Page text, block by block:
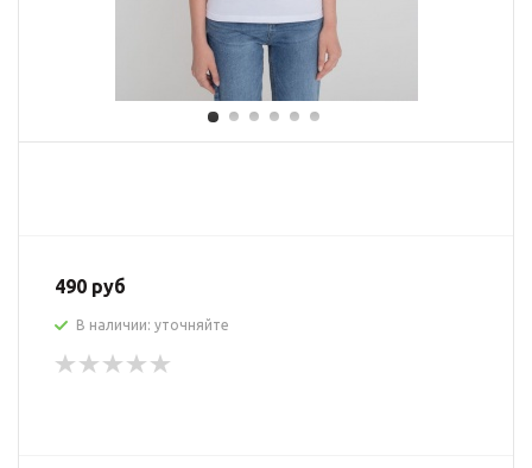
490 руб
В наличии: уточняйте